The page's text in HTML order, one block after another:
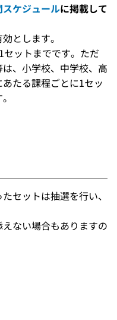
スケジュールに掲載して
とします。
ットまでです。ただ
、小学校、中学校、高
たる課程ごとに1セッ
セットは抽選を行い、
ない場合もありますの